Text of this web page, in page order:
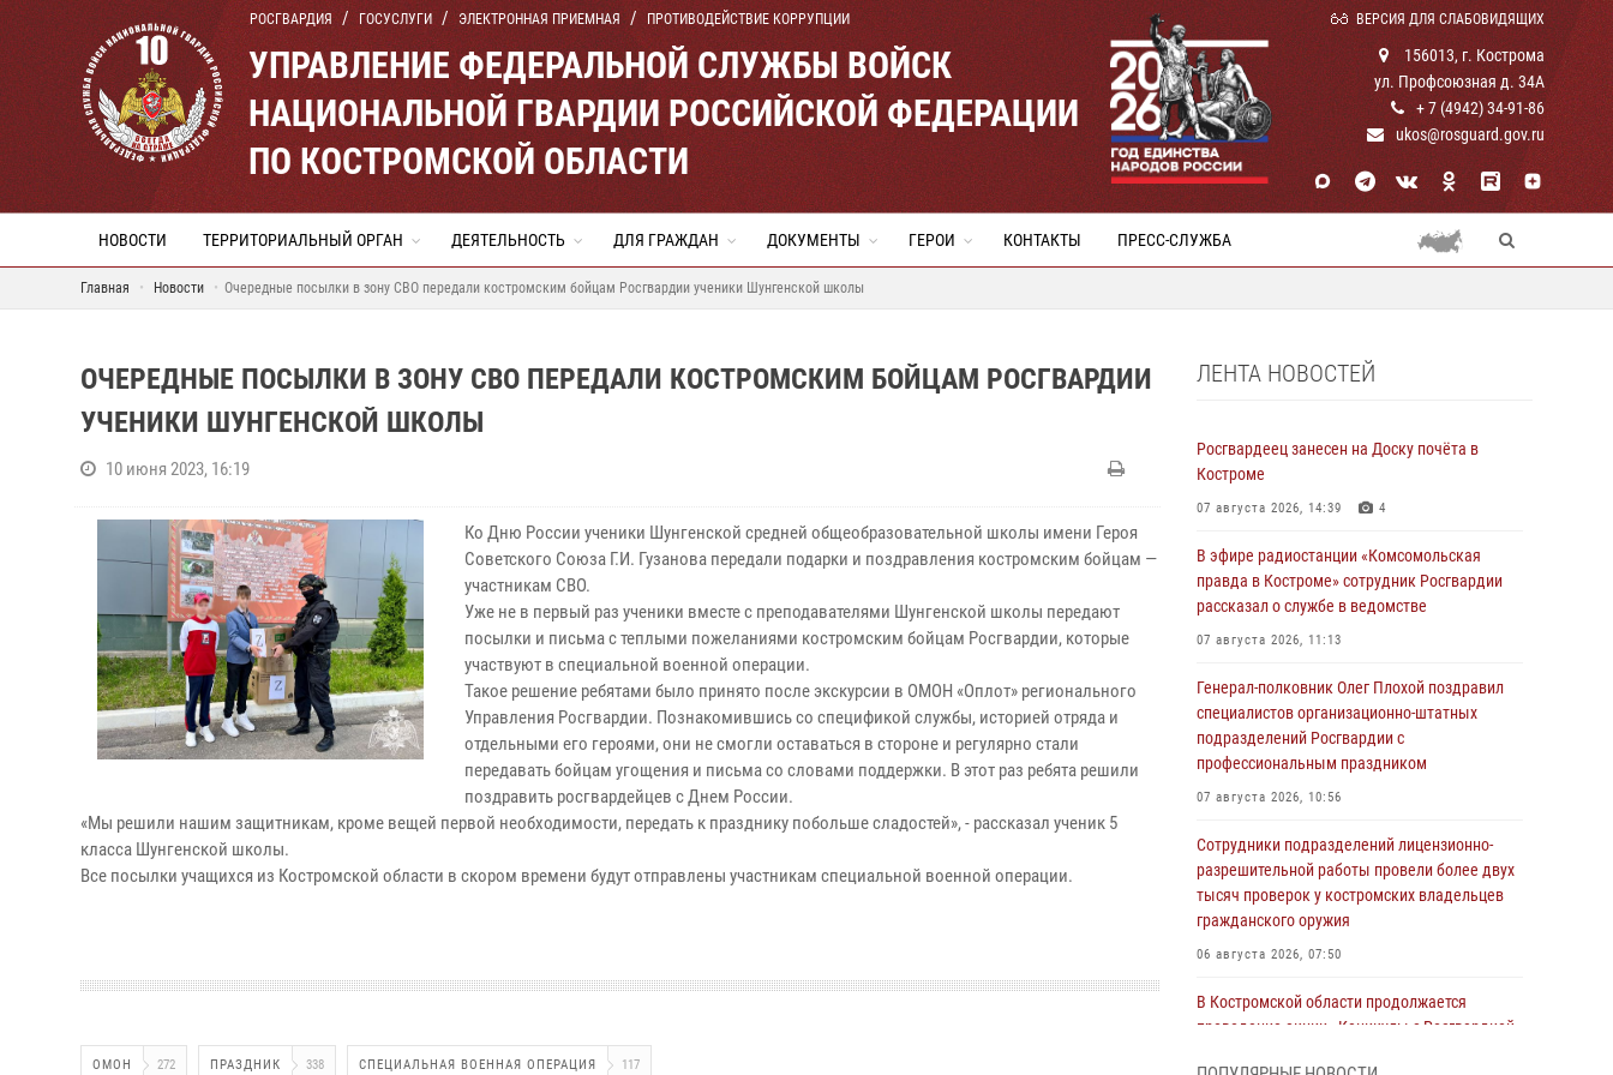
РОСГВАРДИЯ ГОСУСЛУГИ ЭЛЕКТРОННАЯ ПРИЕМНАЯ ПРОТИВОДЕЙСТВИЕ КОРРУПЦИИ ВЕРСИЯ ДЛЯ СЛАБОВИДЯЩИХ
УПРАВЛЕНИЕ ФЕДЕРАЛЬНОЙ СЛУЖБЫ ВОЙСК
НАЦИОНАЛЬНОЙ ГВАРДИИ РОССИЙСКОЙ ФЕДЕРАЦИИ
ПО КОСТРОМСКОЙ ОБЛАСТИ
156013, г. Кострома
ул. Профсоюзная д. 34А
+ 7 (4942) 34-91-86
ukos@rosguard.gov.ru
НОВОСТИ ТЕРРИТОРИАЛЬНЫЙ ОРГАН ДЕЯТЕЛЬНОСТЬ ДЛЯ ГРАЖДАН ДОКУМЕНТЫ ГЕРОИ КОНТАКТЫ ПРЕСС-СЛУЖБА
Главная Новости Очередные посылки в зону СВО передали костромским бойцам Росгвардии ученики Шунгенской школы
ОЧЕРЕДНЫЕ ПОСЫЛКИ В ЗОНУ СВО ПЕРЕДАЛИ КОСТРОМСКИМ БОЙЦАМ РОСГВАРДИИ
УЧЕНИКИ ШУНГЕНСКОЙ ШКОЛЫ
10 июня 2023, 16:19
Ко Дню России ученики Шунгенской средней общеобразовательной школы имени Героя
Советского Союза Г.И. Гузанова передали подарки и поздравления костромским бойцам —
участникам СВО.
Уже не в первый раз ученики вместе с преподавателями Шунгенской школы передают
посылки и письма с теплыми пожеланиями костромским бойцам Росгвардии, которые
участвуют в специальной военной операции.
Такое решение ребятами было принято после экскурсии в ОМОН «Оплот» регионального
Управления Росгвардии. Познакомившись со спецификой службы, историей отряда и
отдельными его героями, они не смогли оставаться в стороне и регулярно стали
передавать бойцам угощения и письма со словами поддержки. В этот раз ребята решили
поздравить росгвардейцев с Днем России.
«Мы решили нашим защитникам, кроме вещей первой необходимости, передать к празднику побольше сладостей», - рассказал ученик 5
класса Шунгенской школы.
Все посылки учащихся из Костромской области в скором времени будут отправлены участникам специальной военной операции.
ОМОН 272 ПРАЗДНИК 338 СПЕЦИАЛЬНАЯ ВОЕННАЯ ОПЕРАЦИЯ 117
ЛЕНТА НОВОСТЕЙ
Росгвардеец занесен на Доску почёта в
Костроме
07 августа 2026, 14:39 4
В эфире радиостанции «Комсомольская
правда в Костроме» сотрудник Росгвардии
рассказал о службе в ведомстве
07 августа 2026, 11:13
Генерал-полковник Олег Плохой поздравил
специалистов организационно-штатных
подразделений Росгвардии с
профессиональным праздником
07 августа 2026, 10:56
Сотрудники подразделений лицензионно-
разрешительной работы провели более двух
тысяч проверок у костромских владельцев
гражданского оружия
06 августа 2026, 07:50
В Костромской области продолжается
проведение акции «Каникулы с Росгвардией»